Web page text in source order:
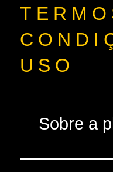
USO
Sobre a